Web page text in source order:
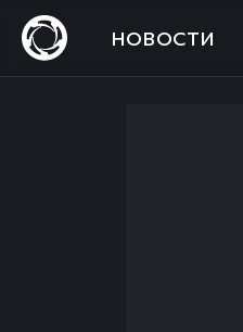
НОВОСТИ